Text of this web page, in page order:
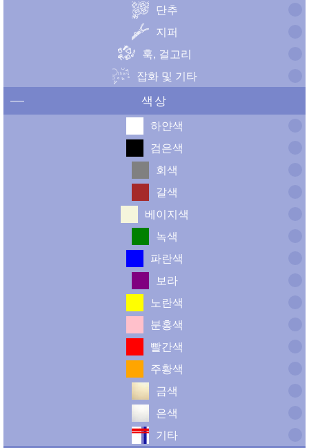
단추
지퍼
훅, 걸고리
잡화 및 기타
색상
하얀색
검은색
회색
갈색
베이지색
녹색
파란색
보라
노란색
분홍색
빨간색
주황색
금색
은색
기타